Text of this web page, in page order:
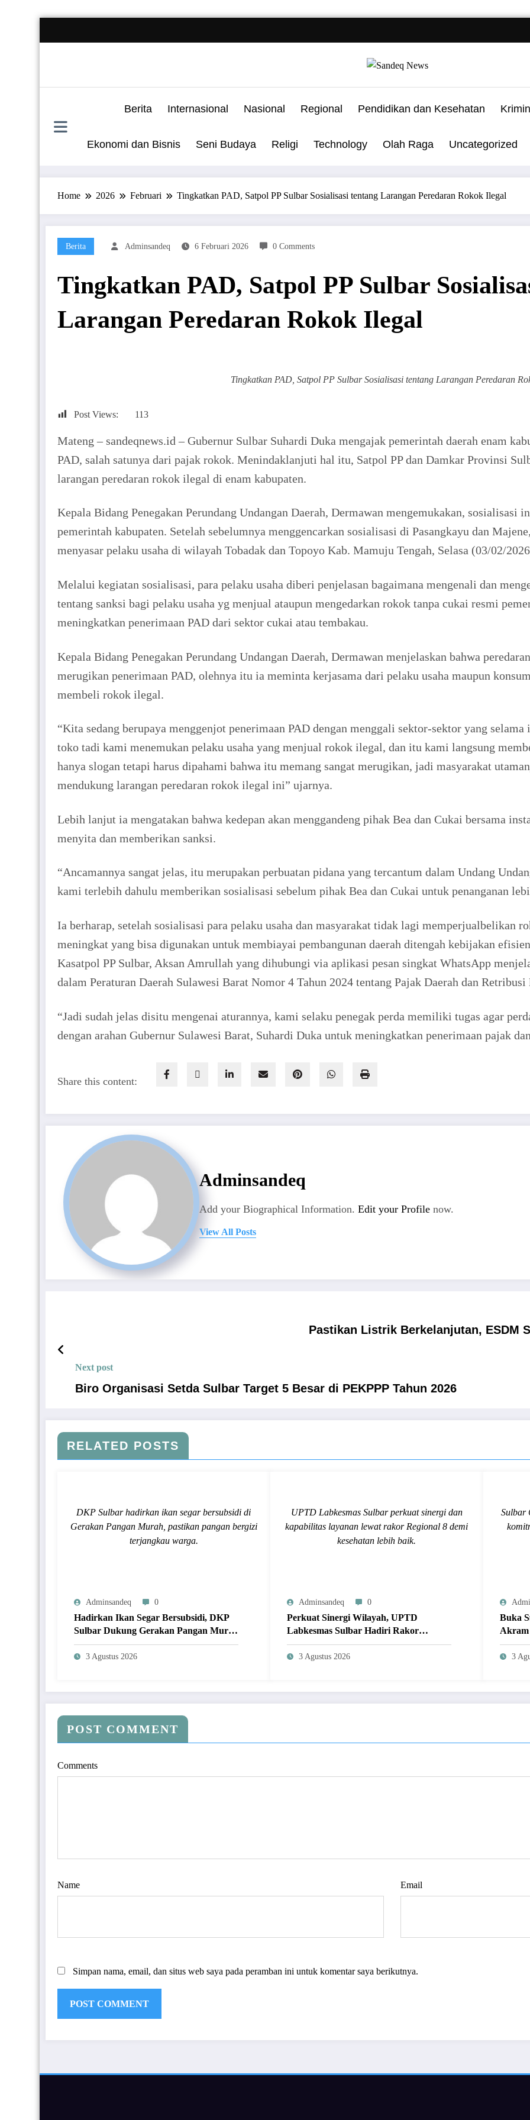
Berita Internasional Nasional Regional Pendidikan dan Kesehatan
Ekonomi dan Bisnis Seni Budaya Religi Technology Olah Raga Uncategorized
Home 2026 Februari Tingkatkan PAD, Satpol PP Sulbar Sosialisasi tentang Larangan Peredaran Rokok Ilegal
Berita Adminsandeq 6 Februari 2026 0 Comments
Tingkatkan PAD, Satpol PP Sulbar
Larangan Peredaran Rokok Ilegal
Tingkatkan PAD, Satpol PP Sulbar Sosialisasi tentang Larangan Peredaran
Post Views: 113
Mateng – sandeqnews.id – Gubernur Sulbar Suhardi Duka mengajak pemerintah daerah enam
PAD, salah satunya dari pajak rokok. Menindaklanjuti hal itu, Satpol PP dan Damkar Provinsi
larangan peredaran rokok ilegal di enam kabupaten.
Kepala Bidang Penegakan Perundang Undangan Daerah, Dermawan mengemukakan, sosialisasi
pemerintah kabupaten. Setelah sebelumnya menggencarkan sosialisasi di Pasangkayu dan
menyasar pelaku usaha di wilayah Tobadak dan Topoyo Kab. Mamuju Tengah, Selasa (03/02/
Melalui kegiatan sosialisasi, para pelaku usaha diberi penjelasan bagaimana mengenali dan
tentang sanksi bagi pelaku usaha yg menjual ataupun mengedarkan rokok tanpa cukai resmi
meningkatkan penerimaan PAD dari sektor cukai atau tembakau.
Kepala Bidang Penegakan Perundang Undangan Daerah, Dermawan menjelaskan bahwa
merugikan penerimaan PAD, olehnya itu ia meminta kerjasama dari pelaku usaha maupun
membeli rokok ilegal.
“Kita sedang berupaya menggenjot penerimaan PAD dengan menggali sektor-sektor yang
toko tadi kami menemukan pelaku usaha yang menjual rokok ilegal, dan itu kami langsung
hanya slogan tetapi harus dipahami bahwa itu memang sangat merugikan, jadi masyarakat
mendukung larangan peredaran rokok ilegal ini” ujarnya.
Lebih lanjut ia mengatakan bahwa kedepan akan menggandeng pihak Bea dan Cukai bersama
menyita dan memberikan sanksi.
“Ancamannya sangat jelas, itu merupakan perbuatan pidana yang tercantum dalam Undang
kami terlebih dahulu memberikan sosialisasi sebelum pihak Bea dan Cukai untuk penanganan
Ia berharap, setelah sosialisasi para pelaku usaha dan masyarakat tidak lagi memperjualbelikan
meningkat yang bisa digunakan untuk membiayai pembangunan daerah ditengah kebijakan
Kasatpol PP Sulbar, Aksan Amrullah yang dihubungi via aplikasi pesan singkat WhatsApp
dalam Peraturan Daerah Sulawesi Barat Nomor 4 Tahun 2024 tentang Pajak Daerah dan Retribusi
“Jadi sudah jelas disitu mengenai aturannya, kami selaku penegak perda memiliki tugas agar
dengan arahan Gubernur Sulawesi Barat, Suhardi Duka untuk meningkatkan penerimaan pajak
Share this content:
Adminsandeq
Add your Biographical Information. Edit your Profile now.
View All Posts
Pastikan Listrik Berkelanjutan, ESDM
Next post
Biro Organisasi Setda Sulbar Target 5 Besar di PEKPPP Tahun 2026
RELATED POSTS
DKP Sulbar hadirkan ikan segar bersubsidi di
Gerakan Pangan Murah, pastikan pangan bergizi
terjangkau warga.
Adminsandeq 0
Hadirkan Ikan Segar Bersubsidi, DKP
Sulbar Dukung Gerakan Pangan Murah
Jangkau Masyarakat
3 Agustus 2026
UPTD Labkesmas Sulbar perkuat sinergi dan
kapabilitas layanan lewat rakor Regional 8 demi
kesehatan lebih baik.
Adminsandeq 0
Perkuat Sinergi Wilayah, UPTD
Labkesmas Sulbar Hadiri Rakor
Penguatan Labkesmas Regional 8 di
Makassar
3 Agustus 2026
Sulbar
Buka
Akram
3
POST COMMENT
Comments
Name Email
Simpan nama, email, dan situs web saya pada peramban ini untuk komentar saya berikutnya.